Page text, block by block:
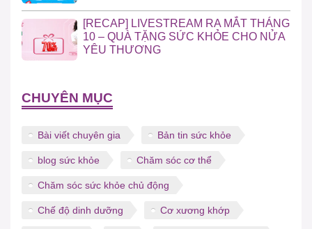
[RECAP] LIVESTREAM RA MẮT THÁNG
10 – QUÀ TẶNG SỨC KHỎE CHO NỬA
YÊU THƯƠNG
CHUYÊN MỤC
Bài viết chuyên gia Bản tin sức khỏe
blog sức khỏe Chăm sóc cơ thể
Chăm sóc sức khỏe chủ động
Chế độ dinh dưỡng Cơ xương khớp